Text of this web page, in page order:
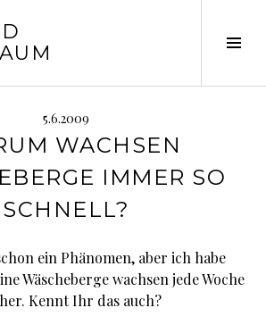
5.6.2009
WACHSEN
IMMER SO
SCHNELL?
ein Phänomen, aber ich habe
Wäscheberge wachsen jede Woche
Kennt Ihr das auch?